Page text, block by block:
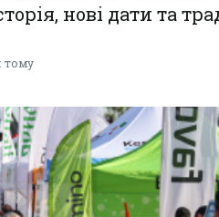
нові дати та
тому